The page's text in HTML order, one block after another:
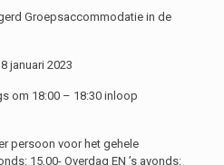
in de
2023
– 18:30 inloop
voor het gehele
15,00- Overdag EN ’s avonds: